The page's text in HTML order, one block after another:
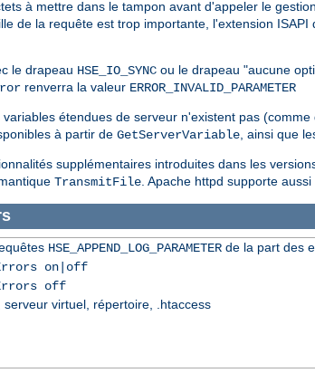
à mettre dans le tampon avant d'appeler le
de la requête est trop importante, l'extension ISAPI
le drapeau HSE_IO_SYNC ou le drapeau "aucune
renverra la valeur ERROR_INVALID_PARAMETER
étendues de serveur n'existent pas
à partir de GetServerVariable , ainsi que
supplémentaires introduites dans les
TransmitFile . Apache httpd supporte
HSE_APPEND_LOG_PARAMETERde la part des
on|off
off
virtuel, répertoire, .htaccess